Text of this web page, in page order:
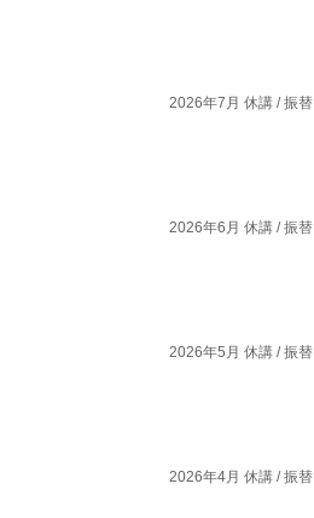
2026年7月 休講 / 振替
2026年6月 休講 / 振替
2026年5月 休講 / 振替
2026年4月 休講 / 振替